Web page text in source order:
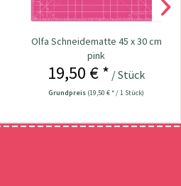
Olfa Schneidematte 45 x 30 cm
pink
19,50 € * / Stück
Grundpreis (19,50 € * / 1 Stück)